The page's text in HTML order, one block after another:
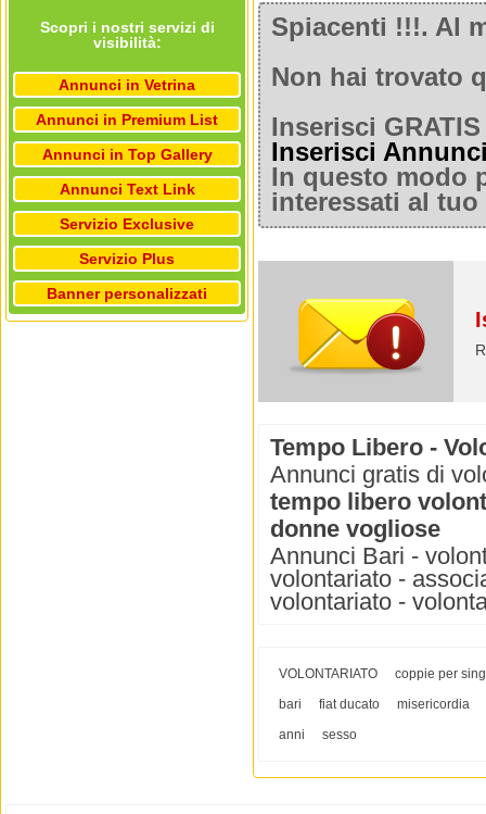
Scopri i nostri servizi di
visibilità:
Annunci in Vetrina
Annunci in Premium List
Annunci in Top Gallery
Annunci Text Link
Servizio Exclusive
Servizio Plus
Banner personalizzati
Spiacenti !!!. Al
Non hai trovato
Inserisci
Inserisci
In questo modo
interessati al
Tempo Libero -
Annunci gratis di
tempo libero
donne vogliose
Annunci Bari -
volontariato -
volontariato -
VOLONTARIATO
coppie per
bari
fiat ducato
misericordia
anni
sesso